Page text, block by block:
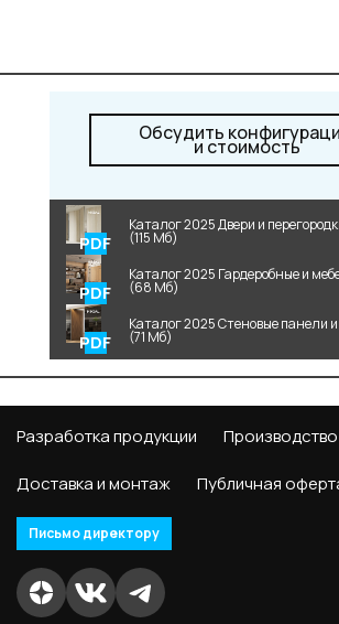
Обсудить
и стоимость
Каталог 2025 Двери и
(115 Мб)
Каталог 2025 Гардеробные и
(68 Мб)
Каталог 2025 Стеновые панели
(71 Мб)
Разработка продукции Производство
Доставка и монтаж Публичная
Письмо директору